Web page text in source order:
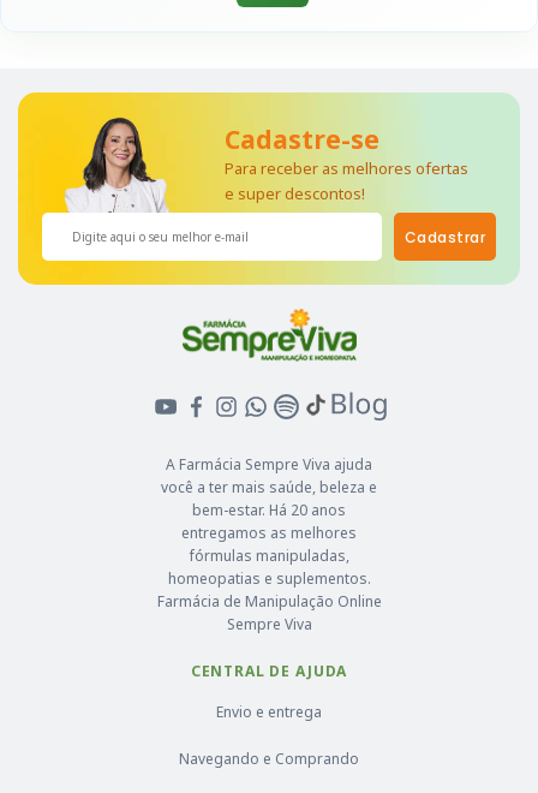
A Farmácia Sempre Viva ajuda
você a ter mais saúde, beleza e
bem-estar. Há 20 anos
entregamos as melhores
fórmulas manipuladas,
homeopatias e suplementos.
Farmácia de Manipulação Online
Sempre Viva
CENTRAL DE AJUDA
Envio e entrega
Navegando e Comprando
Cadastre-se
Para receber as melhores ofertas
e super descontos!
Cadastrar